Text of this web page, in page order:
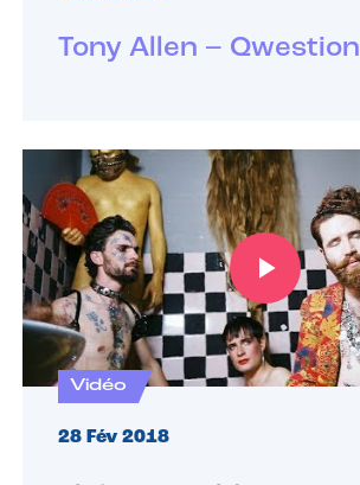
Tony Allen – Qwestion
Vidéo
28 Fév 2018